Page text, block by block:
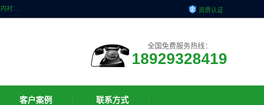
深圳市华腾达机电设备有限公司主营产品：不锈钢消箱、不锈钢水箱、不锈钢保温水箱、不锈钢生活水箱、不锈钢消防水箱、不锈钢人防水箱、内衬不锈钢水箱、膨胀水箱、不锈钢风帽、无动力风帽、水箱自洁消毒器、紫外线消毒器、不锈钢旋流防止器、组合式不锈钢水箱等。 资质认证
全国免费服务热线：
18929328419
客户案例 联系方式